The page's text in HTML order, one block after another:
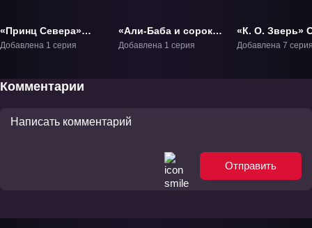
«Принц Севера»
Фильм-1
Добавлена 1 серия
«Али-Баба и сорок
разбойников»
Добавлена 1 серия
«К. О. Зверь»
Добавлена 7
Комментарии
Отправить